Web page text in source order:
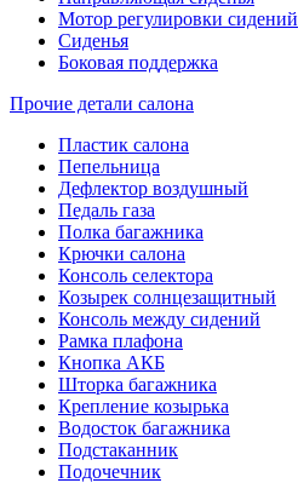
Мотор регулировки сидений
Сиденья
Боковая поддержка
Прочие детали салона
Пластик салона
Пепельница
Дефлектор воздушный
Педаль газа
Полка багажника
Крючки салона
Консоль селектора
Козырек солнцезащитный
Консоль между сидений
Рамка плафона
Кнопка АКБ
Шторка багажника
Крепление козырька
Водосток багажника
Подстаканник
Подочечник